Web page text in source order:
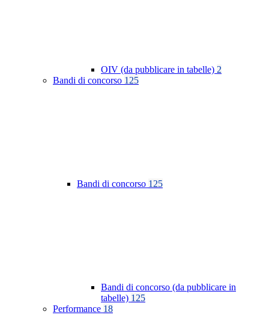
OIV (da pubblicare in tabelle) 2
Bandi di concorso 125
Bandi di concorso 125
Bandi di concorso (da pubblicare in
tabelle) 125
Performance 18